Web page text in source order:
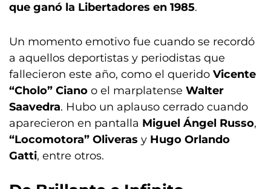
que ganó la Libertadores en 1985.
Un momento emotivo fue cuando se recordó
a aquellos deportistas y periodistas que
fallecieron este año, como el querido Vicente
“Cholo” Ciano o el marplatense Walter
Saavedra. Hubo un aplauso cerrado cuando
aparecieron en pantalla Miguel Ángel Russo,
“Locomotora” Oliveras y Hugo Orlando
Gatti, entre otros.